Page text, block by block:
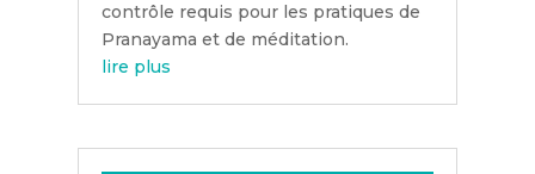
contrôle requis pour les pratiques de
Pranayama et de méditation.
lire plus